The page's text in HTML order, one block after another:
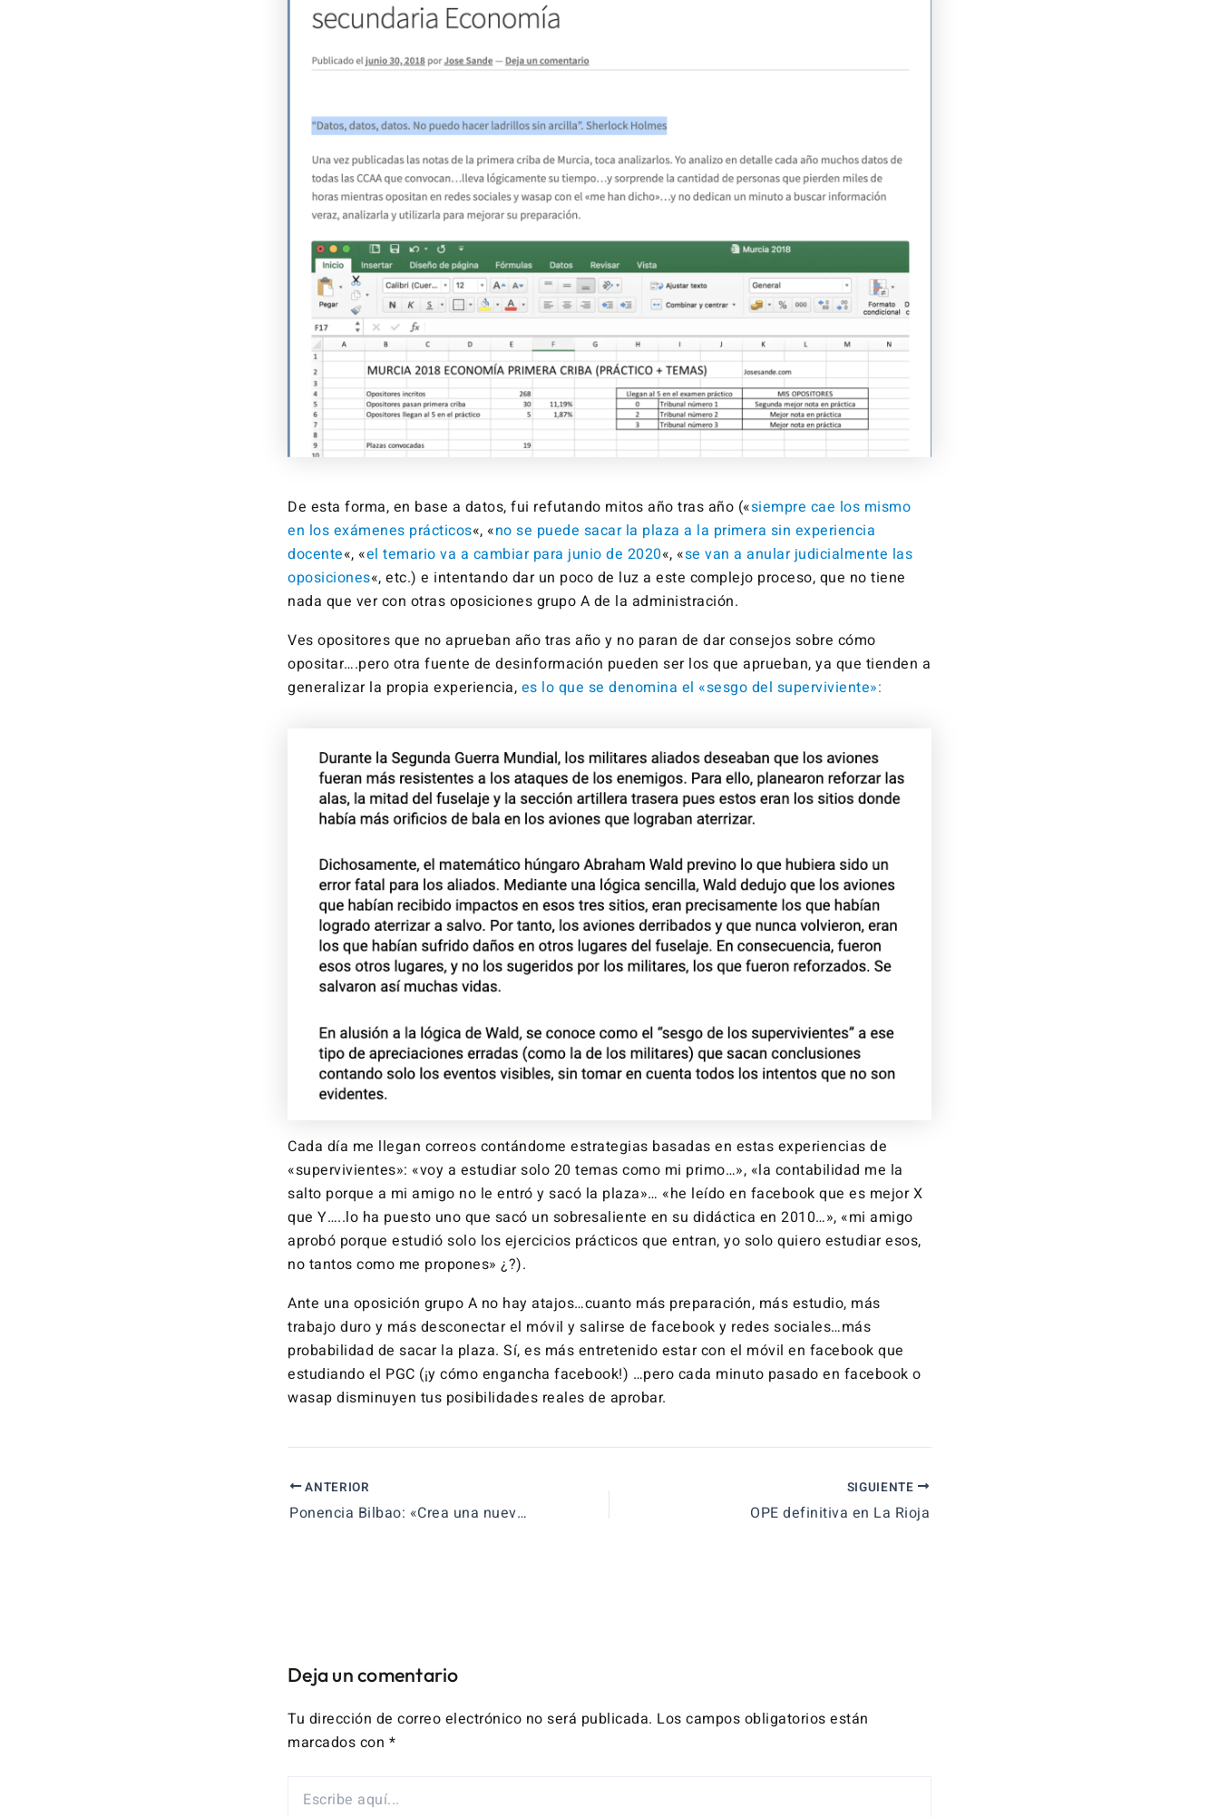
De esta forma, en base a datos, fui refutando mitos año tras año («siempre cae los mismo
en los exámenes prácticos«, «no se puede sacar la plaza a la primera sin experiencia
docente«, «el temario va a cambiar para junio de 2020«, «se van a anular judicialmente las
oposiciones«, etc.) e intentando dar un poco de luz a este complejo proceso, que no tiene
nada que ver con otras oposiciones grupo A de la administración.
Ves opositores que no aprueban año tras año y no paran de dar consejos sobre cómo
opositar….pero otra fuente de desinformación pueden ser los que aprueban, ya que tienden a
generalizar la propia experiencia, es lo que se denomina el «sesgo del superviviente»:
Cada día me llegan correos contándome estrategias basadas en estas experiencias de
«supervivientes»: «voy a estudiar solo 20 temas como mi primo…», «la contabilidad me la
salto porque a mi amigo no le entró y sacó la plaza»… «he leído en facebook que es mejor X
que Y…..lo ha puesto uno que sacó un sobresaliente en su didáctica en 2010…», «mi amigo
aprobó porque estudió solo los ejercicios prácticos que entran, yo solo quiero estudiar esos,
no tantos como me propones» ¿?).
Ante una oposición grupo A no hay atajos…cuanto más preparación, más estudio, más
trabajo duro y más desconectar el móvil y salirse de facebook y redes sociales…más
probabilidad de sacar la plaza. Sí, es más entretenido estar con el móvil en facebook que
estudiando el PGC (¡y cómo engancha facebook!) …pero cada minuto pasado en facebook o
wasap disminuyen tus posibilidades reales de aprobar.
ANTERIOR
Ponencia Bilbao: «Crea una nueva realidad para TU aula ¿Te atreves?»
SIGUIENTE
OPE definitiva en La Rioja
Deja un comentario
Tu dirección de correo electrónico no será publicada. Los campos obligatorios están
marcados con *
AQUÍ...